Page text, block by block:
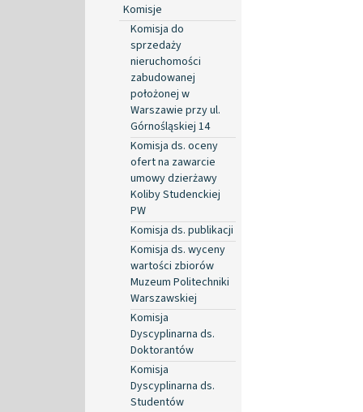
Komisje
Komisja do
sprzedaży
nieruchomości
zabudowanej
położonej w
Warszawie przy ul.
Górnośląskiej 14
Komisja ds. oceny
ofert na zawarcie
umowy dzierżawy
Koliby Studenckiej
PW
Komisja ds. publikacji
Komisja ds. wyceny
wartości zbiorów
Muzeum Politechniki
Warszawskiej
Komisja
Dyscyplinarna ds.
Doktorantów
Komisja
Dyscyplinarna ds.
Studentów